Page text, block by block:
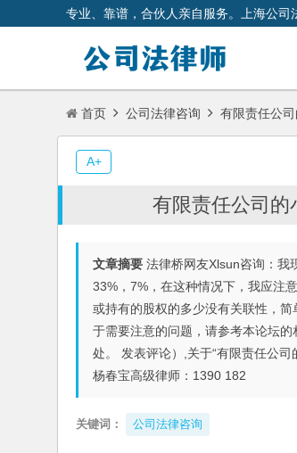
专业、靠谱，合伙人亲自服务。上海公
首页 公司法律咨询 有限责任公
有限责任公司的
文章摘要 法律桥网友Xlsun咨询：我
33%，7%，在这种情况下，我应注
或持有的股权的多少没有关联性，
于需要注意的问题，请参考本论坛
处。 发表评论）,关于“有限责任公
杨春宝高级律师：1390 182
关键词： 公司法律咨询
A+